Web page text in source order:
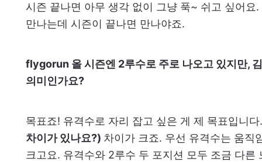
시즌 끝나면 아무 생각 없이 그냥 푹~ 쉬고 싶어요.
만나는데 시즌이 끝나면 만나야죠.
flygorun 올 시즌엔 2루수로 주로 나오고 있지만,
의미인가요?
목표죠! 유격수로 자리 잡고 싶은 게 제 목표입니다.
차이가 있나요?) 차이가 크죠. 우선 유격수는 움직
크고요. 유격수와 2루수 두 포지션 모두 조금 다른